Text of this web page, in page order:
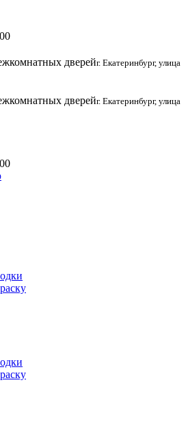
дверейг. Екатеринбург, улица
дверейг. Екатеринбург, улица